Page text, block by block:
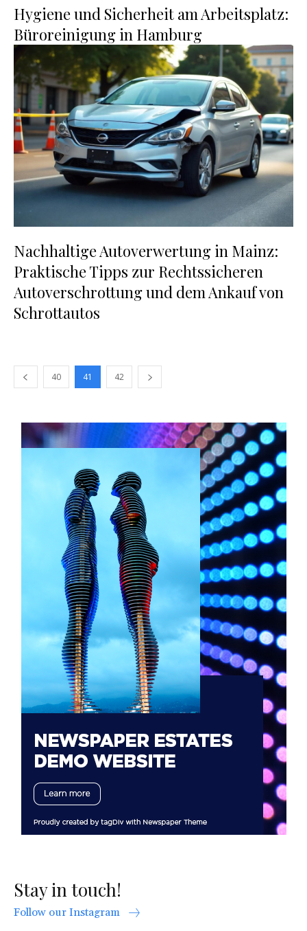
Hygiene und Sicherheit am Arbeitsplatz:
Büroreinigung in Hamburg
Nachhaltige Autoverwertung in Mainz:
Praktische Tipps zur Rechtssicheren
Autoverschrottung und dem Ankauf von
Schrottautos
40 41 42
Stay in touch!
Follow our Instagram